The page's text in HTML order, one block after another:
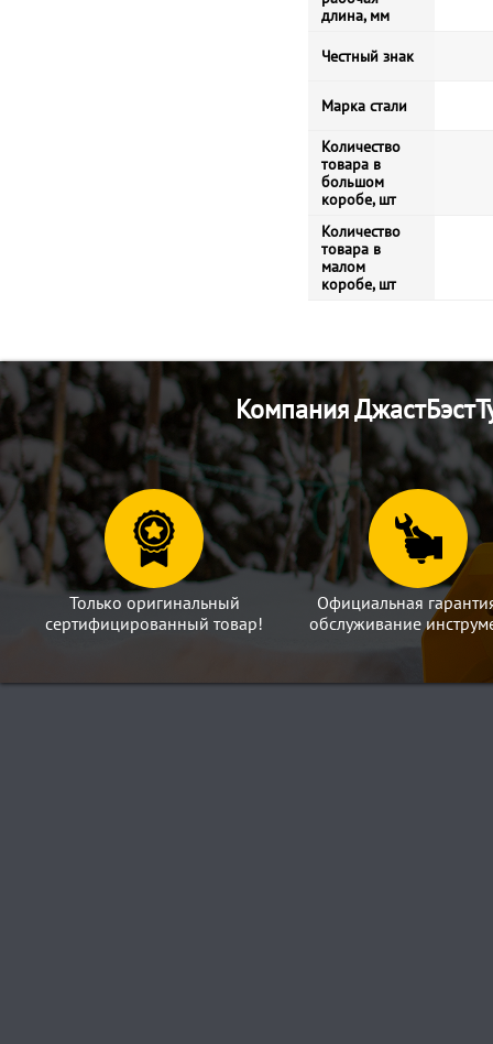
длина, мм
Честный знак
Марка стали
Количество
товара в
большом
коробе, шт
Количество
товара в
малом
коробе, шт
Компания
Только оригинальный
сертифицированный товар!
Официальная
обслуживание